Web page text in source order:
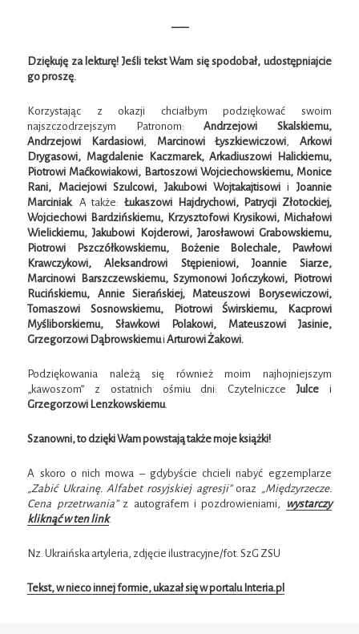
—–
Dziękuję za lekturę! Jeśli tekst Wam się spodobał, udostępniajcie
go proszę.
Korzystając z okazji chciałbym podziękować swoim
najszczodrzejszym Patronom:Andrzejowi Skalskiemu,
Andrzejowi Kardasiowi, Marcinowi Łyszkiewiczowi, Arkowi
Drygasowi, Magdalenie Kaczmarek, Arkadiuszowi Halickiemu,
Piotrowi Maćkowiakowi, Bartoszowi Wojciechowskiemu, Monice
Rani, Maciejowi Szulcowi, Jakubowi Wojtakajtisowii Joannie
Marciniak. A także: Łukaszowi Hajdrychowi, Patrycji Złotockiej,
Wojciechowi Bardzińskiemu, Krzysztofowi Krysikowi, Michałowi
Wielickiemu, Jakubowi Kojderowi, Jarosławowi Grabowskiemu,
Piotrowi Pszczółkowskiemu, Bożenie Bolechale, Pawłowi
Krawczykowi, Aleksandrowi Stępieniowi, Joannie Siarze,
Marcinowi Barszczewskiemu, Szymonowi Jończykowi, Piotrowi
Rucińskiemu, Annie Sierańskiej, Mateuszowi Borysewiczowi,
Tomaszowi Sosnowskiemu, Piotrowi Świrskiemu, Kacprowi
Myśliborskiemu, Sławkowi Polakowi, Mateuszowi Jasinie,
Grzegorzowi Dąbrowskiemui Arturowi Żakowi.
Podziękowania należą się również moim najhojniejszym
„kawoszom” z ostatnich ośmiu dni: Czytelniczce Julce i
Grzegorzowi Lenzkowskiemu.
Szanowni, to dzięki Wam powstają także moje książki!
A skoro o nich mowa – gdybyście chcieli nabyć egzemplarze
„Zabić Ukrainę. Alfabet rosyjskiej agresji” oraz „Międzyrzecze.
Cena przetrwania”z autografem i pozdrowieniami,
wystarczy
kliknąć w ten link.
Nz. Ukraińska artyleria, zdjęcie ilustracyjne/fot. SzG ZSU
Tekst, w nieco innej formie, ukazał się w portalu Interia.pl